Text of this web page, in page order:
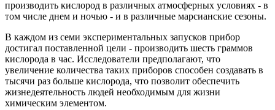
производить кислород в различных атмосферных условиях - в
том числе днем и ночью - и в различные марсианские сезоны.
В каждом из семи экспериментальных запусков прибор
достигал поставленной цели - производить шесть граммов
кислорода в час. Исследователи предполагают, что
увеличение количества таких приборов способен создавать в
тысячи раз больше кислорода, что позволит обеспечить
жизнедеятельность людей необходимым для жизни
химическим элементом.